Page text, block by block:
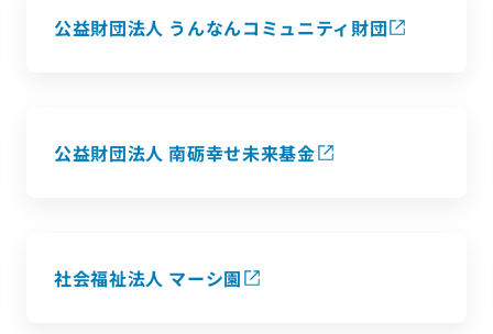
公益財団法人 うんなんコミュニティ財団
公益財団法人 南砺幸せ未来基金
社会福祉法人 マーシ園